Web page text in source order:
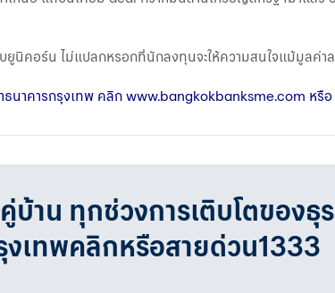
นิคอร์น ไม่แปลกหรอกที่นักลงทุนจะให้ความสนใจแม้มูลค่า
นาคารกรุงเทพ คลิก www.bangkokbanksme.com หรื
าน ทุกช่วงการเติบโตของธุ
งเทพคลิกหรือสายด่วน1333